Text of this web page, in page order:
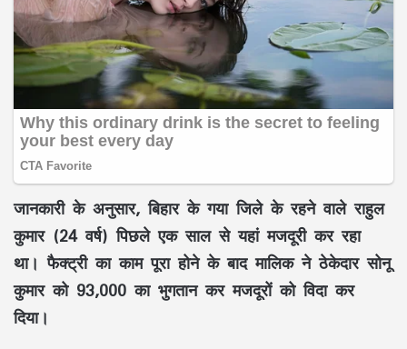
जानकारी के अनुसार, बिहार के गया जिले के रहने वाले राहुल
कुमार (24 वर्ष) पिछले एक साल से यहां मजदूरी कर रहा
था। फैक्ट्री का काम पूरा होने के बाद मालिक ने ठेकेदार सोनू
कुमार को 93,000 का भुगतान कर मजदूरों को विदा कर
दिया।